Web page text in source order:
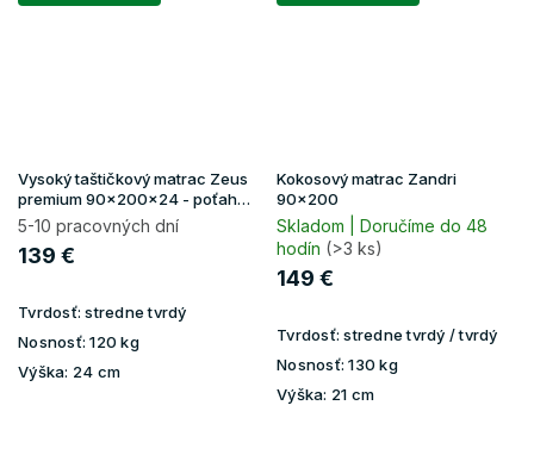
Vysoký taštičkový matrac Zeus
premium 90x200x24 - poťah
Aloe Vera
5-10 pracovných dní
139 €
Tvrdosť: stredne tvrdý
Nosnosť: 120 kg
Výška: 24 cm
Kokosový matrac Zandri
90x200
Skladom | Doručíme do 48
hodín (>3 ks)
149 €
Tvrdosť: stredne tvrdý / tvrdý
Nosnosť: 130 kg
Výška: 21 cm